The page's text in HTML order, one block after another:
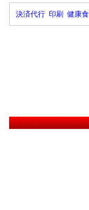
決済代行 印刷 健康